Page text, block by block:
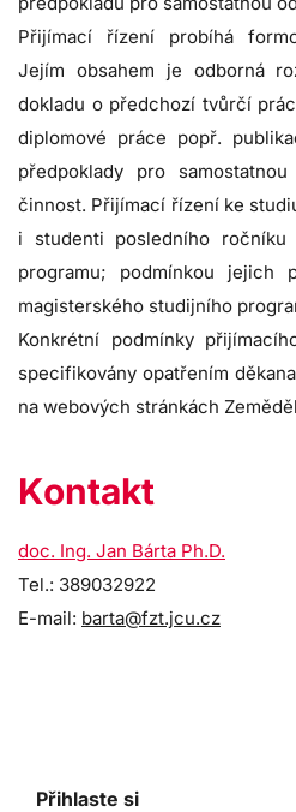
Přijímací řízení probíhá
Jejím obsahem je odborná
dokladu o předchozí tvůrčí
diplomové práce popř.
předpoklady pro
činnost. Přijímací řízení ke
i studenti posledního ročníku
programu; podmínkou jejich
magisterského studijního
Konkrétní podmínky
specifikovány opatřením
na webových stránkách
Kontakt
doc. Ing. Jan Bárta Ph.D.
Tel.: 389032922
E-mail: barta@fzt.jcu.cz
Přihlaste si